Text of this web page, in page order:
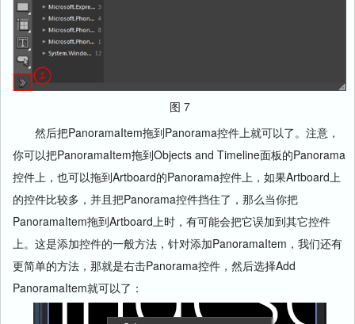
图 7
然后把PanoramaItem拖到Panorama控件上就可以了。注意，
你可以把PanoramaItem拖到Objects and Timeline面板的Panorama
控件上，也可以拖到Artboard的Panorama控件上，如果Artboard上
的控件比较多，并且把Panorama控件挡住了，那么当你把
PanoramaItem拖到Artboard上时，有可能会把它误加到其它控件
上。这是添加控件的一般方法，针对添加PanoramaItem，我们还有
更简单的方法，那就是右击Panorama控件，然后选择Add
PanoramaItem就可以了：